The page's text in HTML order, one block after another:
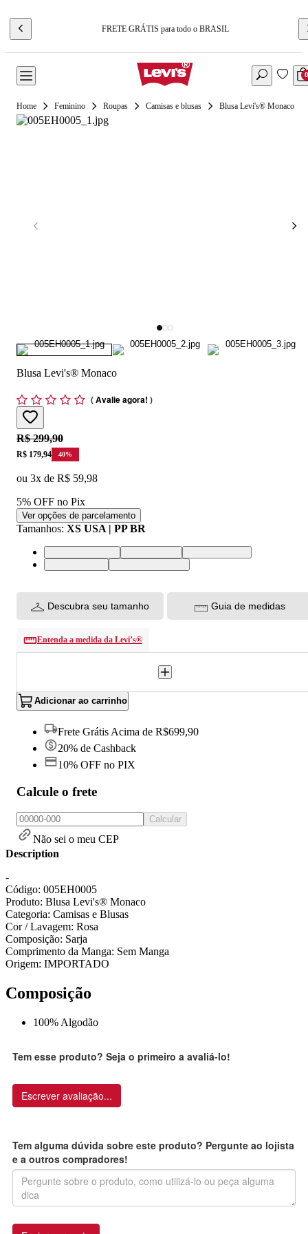
FRETE GRÁTIS para todo o BRASIL
0
Feminino Roupas Camisas e blusas Blusa Levi's® Monaco
Blusa Levi's® Monaco
(Avalie agora! )
Original price:
R$ 299,90
Price:
R$ 179,94 40%
ou 3x de R$ 59,98
5% OFF no Pix
Ver opções de parcelamento
Tamanhos: XS USA | PP BR
XS USA | PP BRS USA | P BRM USA | M BR
L USA | G BRXL USA | GG BR
Descubra seu tamanho Guia de medidas
Entenda a medida da Levi’s®
Adicionar ao carrinho
Frete Grátis Acima de R$699,90
20% de Cashback
10% OFF no PIX
Calcule o frete
Calcular
Não sei o meu CEP
Description
-
Código: 005EH0005
Produto: Blusa Levi's® Monaco
Categoria: Camisas e Blusas
Cor / Lavagem: Rosa
Composição: Sarja
Comprimento da Manga: Sem Manga
Origem: IMPORTADO
Composição
100% Algodão
Tem esse produto? Seja o primeiro a avaliá-lo!
Escrever avaliação...
Tem alguma dúvida sobre este produto? Pergunte ao lojista
e a outros compradores!